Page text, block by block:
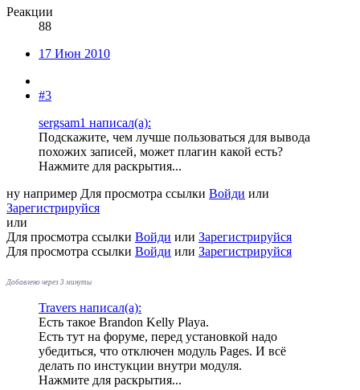
Реакции
88
17 Июн 2010
#3
sergsam1 написал(а):
Подскажите, чем лучше пользоваться для вывода
похожих записей, может плагин какой есть?
Нажмите для раскрытия...
ну например Для просмотра ссылки Войди или
Зарегистрируйся
или
Для просмотра ссылки Войди или Зарегистрируйся
Для просмотра ссылки Войди или Зарегистрируйся
Добавлено через 3 минуты
Travers написал(а):
Есть такое Brandon Kelly Playa.
Есть тут на форуме, перед установкой надо
убедиться, что отключен модуль Pages. И всё
делать по инстукции внутри модуля.
Нажмите для раскрытия...